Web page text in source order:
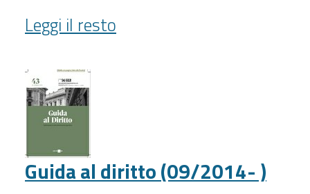
Giustizia
civile.
annotato
della
Cassazione
(2008-
2013)
-
Leggi il resto
Guida al diritto (09/2014- )